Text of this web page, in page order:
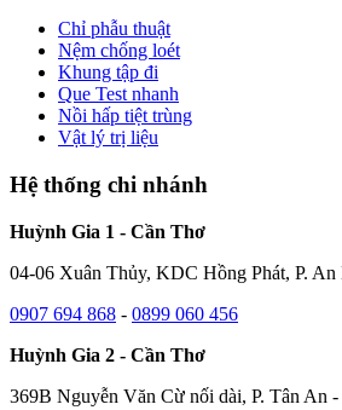
Chỉ phẫu thuật
Nệm chống loét
Khung tập đi
Que Test nhanh
Nồi hấp tiệt trùng
Vật lý trị liệu
Hệ thống chi nhánh
Huỳnh Gia 1 - Cần Thơ
04-06 Xuân Thủy, KDC Hồng Phát, P. An
0907 694 868 - 0899 060 456
Huỳnh Gia 2 - Cần Thơ
369B Nguyễn Văn Cừ nối dài, P. Tân An -